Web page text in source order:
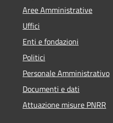
Aree Amministrative
Uffici
Enti e fondazioni
Politici
Personale Amministrativo
Documenti e dati
Attuazione misure PNRR